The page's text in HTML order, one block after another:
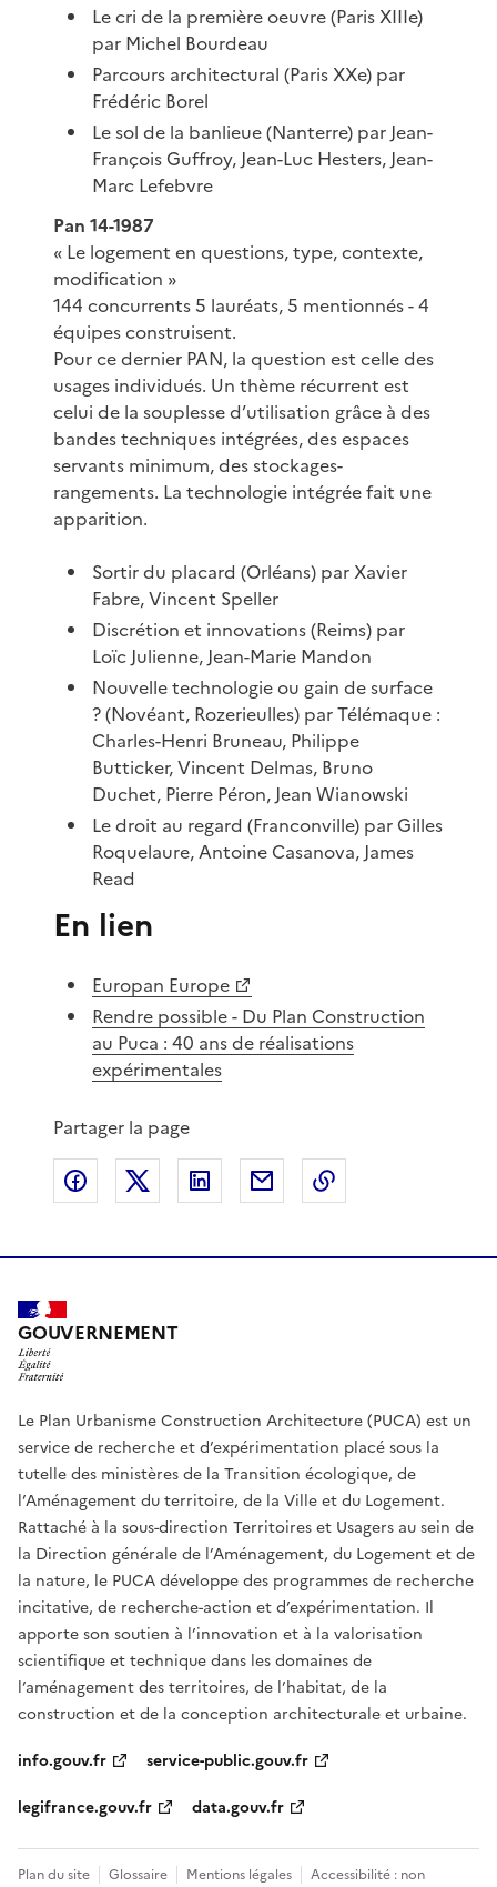
Le cri de la première oeuvre (Paris XIIIe)
par Michel Bourdeau
Parcours architectural (Paris XXe) par
Frédéric Borel
Le sol de la banlieue (Nanterre) par Jean-
François Guffroy, Jean-Luc Hesters, Jean-
Marc Lefebvre
Pan 14-1987
« Le logement en questions, type, contexte,
modification »
144 concurrents 5 lauréats, 5 mentionnés - 4
équipes construisent.
Pour ce dernier PAN, la question est celle des
usages individués. Un thème récurrent est
celui de la souplesse d’utilisation grâce à des
bandes techniques intégrées, des espaces
servants minimum, des stockages-
rangements. La technologie intégrée fait une
apparition.
Sortir du placard (Orléans) par Xavier
Fabre, Vincent Speller
Discrétion et innovations (Reims) par
Loïc Julienne, Jean-Marie Mandon
Nouvelle technologie ou gain de surface
? (Novéant, Rozerieulles) par Télémaque :
Charles-Henri Bruneau, Philippe
Butticker, Vincent Delmas, Bruno
Duchet, Pierre Péron, Jean Wianowski
Le droit au regard (Franconville) par Gilles
Roquelaure, Antoine Casanova, James
Read
En lien
Europan Europe
Rendre possible - Du Plan Construction
au Puca : 40 ans de réalisations
expérimentales
Partager la page
Partager sur Facebook
Partager sur XPartager sur LinkedIn
Partager par email
GOUVERNEMENT
Le Plan Urbanisme Construction Architecture (PUCA) est un
service de recherche et d’expérimentation placé sous la
tutelle des ministères de la Transition écologique, de
l’Aménagement du territoire, de la Ville et du Logement.
Rattaché à la sous-direction Territoires et Usagers au sein de
la Direction générale de l’Aménagement, du Logement et de
la nature, le PUCA développe des programmes de recherche
incitative, de recherche-action et d’expérimentation. Il
apporte son soutien à l’innovation et à la valorisation
scientifique et technique dans les domaines de
l’aménagement des territoires, de l’habitat, de la
construction et de la conception architecturale et urbaine.
info.gouv.fr
service-public.gouv.fr
legifrance.gouv.fr
data.gouv.fr
Plan du site Glossaire Mentions légales Accessibilité : non